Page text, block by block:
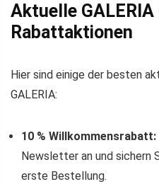
Aktuelle
Rabattaktionen
Hier sind einige der besten
GALERIA:
10 % Willkommensrabatt:
Newsletter an und sichern
erste Bestellung.